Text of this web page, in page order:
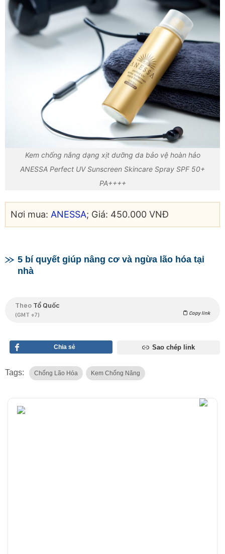
Kem chống nắng dạng xịt dưỡng da bảo vệ hoàn hảo
ANESSA Perfect UV Sunscreen Skincare Spray SPF 50+
PA++++
Nơi mua: ANESSA; Giá: 450.000 VNĐ
5 bí quyết giúp nâng cơ và ngừa lão hóa tại
nhà
Theo Tổ Quốc
(GMT +7) Copy link
Chia sẻ Sao chép link
Tags: Chống Lão Hóa Kem Chống Năng